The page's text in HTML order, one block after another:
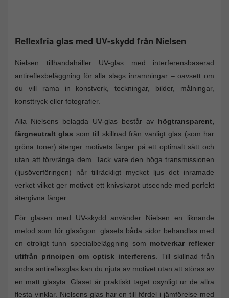
Reflexfria glas med UV-skydd från Nielsen
Nielsen tillhandahåller UV-glas med interferensbaserad
antireflexbeläggning för alla slags inramningar – oavsett om
du vill rama in konstverk, teckningar, bilder, målningar,
konsttryck eller fotografier.
Alla Nielsens belagda UV-glas består av högtransparent,
färgneutralt glas som till skillnad från vanligt glas (som har
gröna toner) återger motivets färger på ett optimalt sätt och
utan att förvränga dem. Tack vare den höga transmissionen
(ljusöverföringen) når tillräckligt mycket ljus det inramade
verket vilket ger motivet ett knivskarpt utseende med perfekt
återgivna färger.
För glasen med UV-skydd använder Nielsen en liknande
metod som för glasögon: glasets båda sidor behandlas med
en otroligt tunn specialbeläggning som motverkar reflexer
utifrån principen om optisk interferens. Till skillnad från
andra antireflexglas kan du njuta av motivet utan att störas av
en matt glasyta. Glaset är praktiskt taget osynligt ur de allra
flesta vinklar. Nielsens glas har en till fördel i jämförelse med